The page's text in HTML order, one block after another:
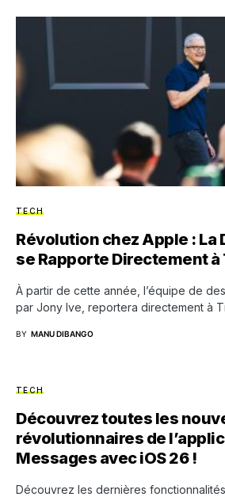
TECH
Révolution chez Apple : La
se Rapporte Directement à
À partir de cette année, l’équipe de
par Jony Ive, reportera directement à
BY MANU DIBANGO
TECH
Découvrez toutes les
révolutionnaires de
Messages avec iOS 26 !
Découvrez les dernières